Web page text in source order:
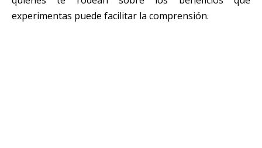
experimentas puede facilitar la comprensión.